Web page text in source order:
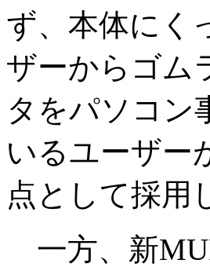
ず、本体にく
ザーからゴム
タをパソコン
いるユーザー
点として採用
一方、新